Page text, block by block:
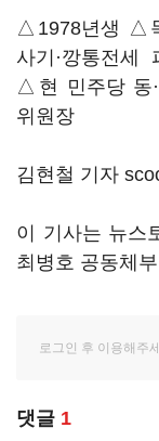
△1978년생 △
사기·깡통전세
△현 민주당 동
위원장
김현철 기자
이 기사는 뉴스
최병호 공동체
댓글 1